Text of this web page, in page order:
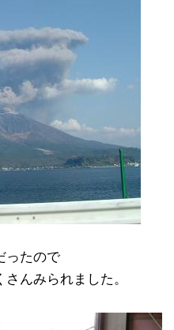
ったので
んみられました。